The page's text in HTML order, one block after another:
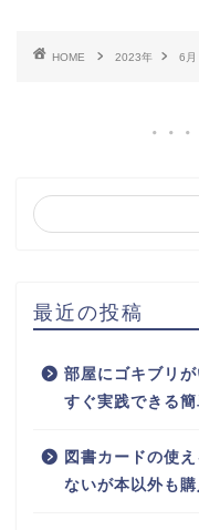
HOME 2023年 6月
最近の投稿
部屋にゴキブリ
すぐ実践できる簡
図書カードの使
ないが本以外も購